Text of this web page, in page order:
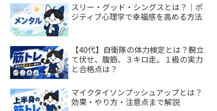
スリー・グッド・シングスとは？｜ポ
ジティブ心理学で幸福感を高める方法
【40代】自衛隊の体力検定とは？腕立
て伏せ、腹筋、３キロ走。１級の実力
と合格点は？
マイクタイソンプッシュアップとは？
効果・やり方・注意点まで解説